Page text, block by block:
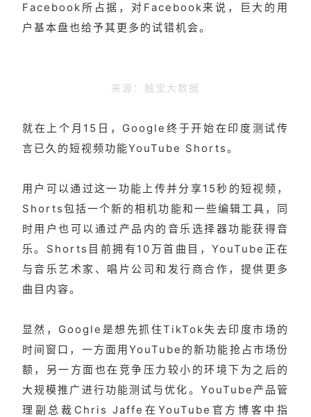
Facebook所占据，对Facebook来说，巨大的用
户基本盘也给予其更多的试错机会。
来源：触宝大数据
就在上个月15日，Google终于开始在印度测试传
言已久的短视频功能YouTube Shorts。
用户可以通过这一功能上传并分享15秒的短视频，
Shorts包括一个新的相机功能和一些编辑工具，同
时用户也可以通过产品内的音乐选择器功能获得音
乐。Shorts目前拥有10万首曲目，YouTube正在
与音乐艺术家、唱片公司和发行商合作，提供更多
曲目内容。
显然，Google是想先抓住TikTok失去印度市场的
时间窗口，一方面用YouTube的新功能抢占市场份
额，另一方面也在竞争压力较小的环境下为之后的
大规模推广进行功能测试与优化。YouTube产品管
理副总裁Chris Jaffe在YouTube官方博客中指